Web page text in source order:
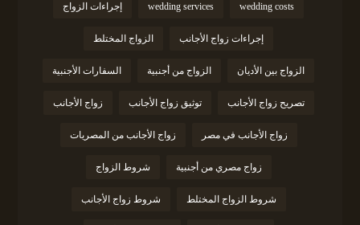
wedding costs
wedding services إجراءات الزواج
إجراءات زواج الأجانب الزواج المختلط
الزواج بين الأديان الزواج من أجنبية السفارات الأجنبية
تصريح زواج الأجانب توثيق زواج الأجانب زواج الأجانب
زواج الأجانب في مصر زواج الأجانب من المصريات
زواج مصري من أجنبية شروط الزواج
شروط الزواج المختلط شروط زواج الأجانب